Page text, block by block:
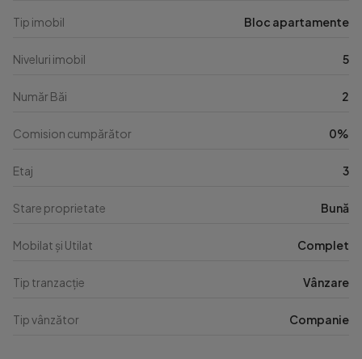
Tip imobil Bloc apartamente
Niveluri imobil 5
Număr Băi 2
Comision cumpărător 0%
Etaj 3
Stare proprietate Bună
Mobilat și Utilat Complet
Tip tranzacție Vânzare
Tip vânzător Companie